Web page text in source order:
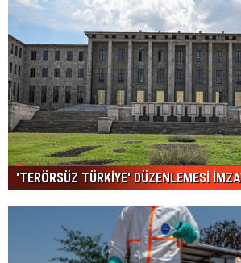
'TERÖRSÜZ TÜRKİYE' DÜZENLEMESİ